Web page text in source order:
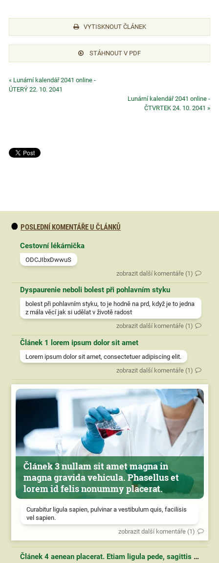
VYTISKNOUT ČLÁNEK
STÁHNOUT V PDF
« Lunární kalendář 2041 online -
ÚTERÝ 22. 10. 2041
Lunární kalendář 2041 online -
ČTVRTEK 24. 10. 2041 »
POSLEDNÍ KOMENTÁŘE U ČLÁNKŮ
Cestovní lékárnička
ODCJIbxDwwuS
zobrazit další komentáře (1)
Dyspaurenie neboli bolest při pohlavním styku
bolest při pohlavním styku, to je hodně na prd, když je to jedna
z mála věcí jak si udělat v životě radost
zobrazit další komentáře (1)
Článek 1 lorem ipsum dolor sit amet
Lorem ipsum dolor sit amet, consectetuer adipiscing elit.
zobrazit další komentáře (1)
Článek 3 nullam sit amet magna in
magna gravida vehicula. Phasellus et
lorem id felis nonummy placerat.
Curabitur ligula sapien, pulvinar a vestibulum quis, facilisis
vel sapien.
zobrazit další komentáře (1)
Článek 4 aenean placerat. Etiam ligula pede, sagittis quis, interdum ultricies, scelerisque eu.